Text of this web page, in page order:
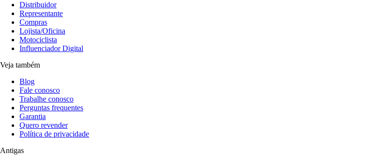
Distribuidor
Representante
Compras
Lojista/Oficina
Motociclista
Influenciador Digital
Veja também
Blog
Fale conosco
Trabalhe conosco
Perguntas frequentes
Garantia
Quero revender
Política de privacidade
Antigas